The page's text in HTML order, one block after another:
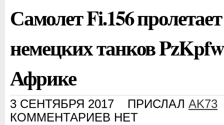
Самолет Fi.156
немецких танков
Африке
3 СЕНТЯБРЯ 2017 ПРИСЛАЛ AK73
КОММЕНТАРИЕВ НЕТ